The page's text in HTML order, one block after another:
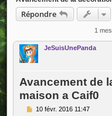
Répondre
1
JeSuisUnePanda
Avancement de
maison a Caif0
M10 févr. 2016 11:47